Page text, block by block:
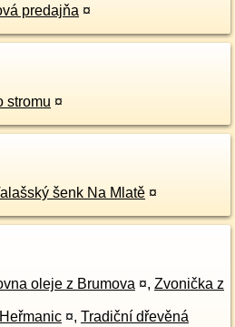
predajňa ¤
stromu ¤
šenk Na Mlatě ¤
oleje z Brumova ¤, Zvonička z
¤, Tradiční dřevěná